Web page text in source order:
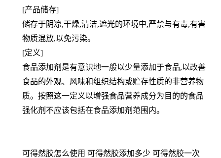
[产品储存]
储存于阴凉,干燥,清洁,遮光的环境中,严禁与有毒,有害
物质混放,以免污染。
[定义]
食品添加剂是有意识地一般以少量添加于食品,以改善
食品的外观、风味和组织结构或贮存性质的非营养物
质。按照这一定义以增强食品营养成分为目的的食品
强化剂不应该包括在食品添加剂范围内。
可得然胶怎么使用 可得然胶添加多少 可得然胶一次